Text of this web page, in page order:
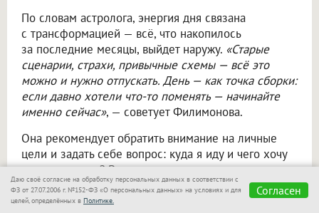
По словам астролога, энергия дня связана
с трансформацией — всё, что накопилось
за последние месяцы, выйдет наружу. «Старые
сценарии, страхи, привычные схемы — всё это
можно и нужно отпускать. День — как точка сборки:
если давно хотели что-то поменять — начинайте
именно сейчас», — советует Филимонова.
Она рекомендует обратить внимание на личные
цели и задать себе вопрос: куда я иду и чего хочу
на самом деле? В отношениях могут вскрыться
недоговорённости, но не бойтесь честных
разговоров — это расчистит пространство. В работе
Даю своё согласие на обработку персональных данных в соответствии с
ФЗ от 27.07.2006 г. №152-ФЗ «О персональных данных» на условиях и для
целей, определённых в Политике.
Согласен